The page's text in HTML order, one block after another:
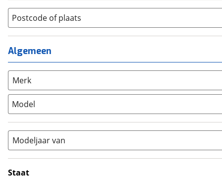
Jeugdfiets (0)
Kinderfiets (0)
Ligfiets (0)
Mountainbike
Overig (0)
Racefiets
Stadsfiets (2)
Tandem
Vouwfiets (0)
Jongens
Lage instap (0)
Meisjes
Postcode of plaats
Algemeen
Merk
Model
Modeljaar van
Staat